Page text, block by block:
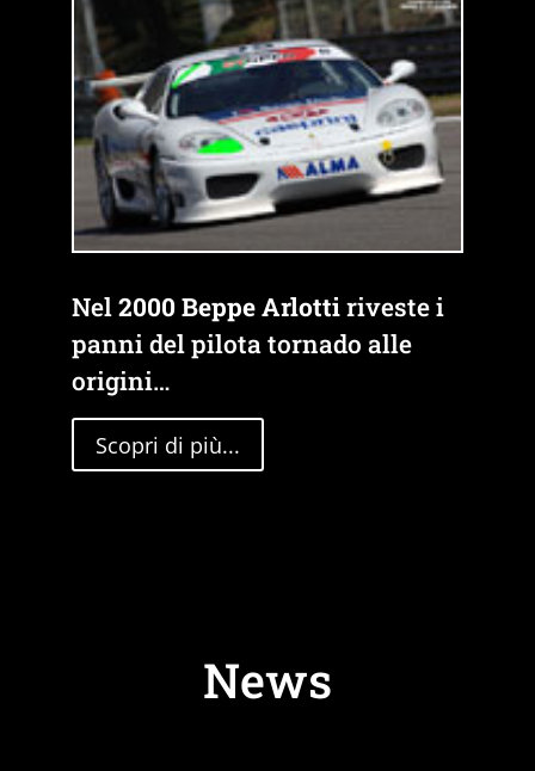
Nel2000 Beppe Arlottiriveste i
panni del pilota tornado alle
origini…
Scopri di più...
News